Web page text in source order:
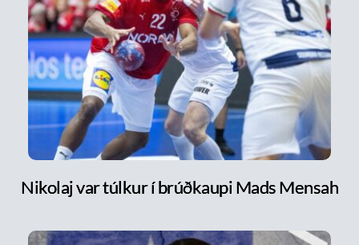
Nikolaj var túlkur í brúðkaupi Mads Mensah